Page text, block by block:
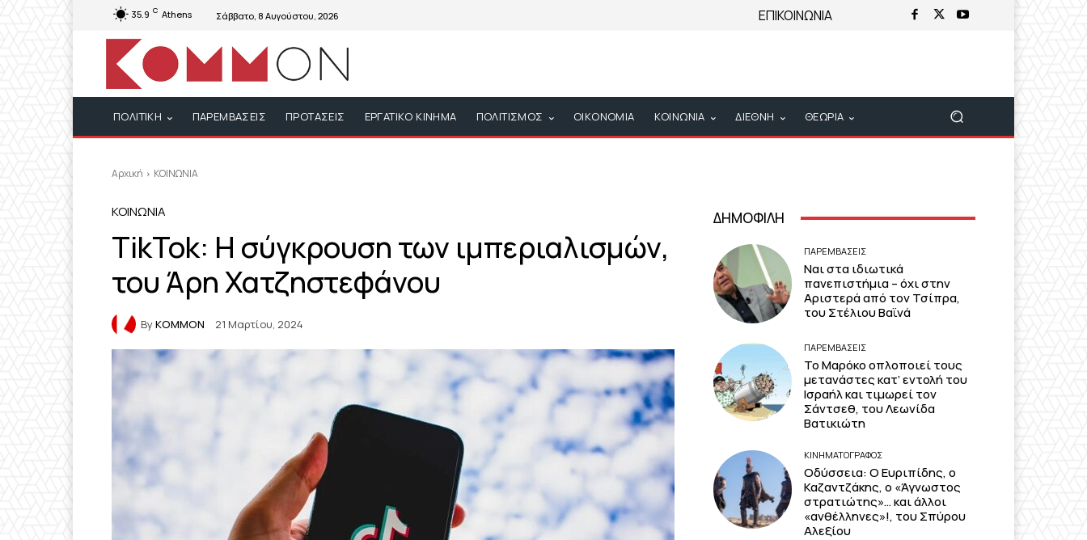
35.9 C Athens Σάββατο, 8 Αυγούστου, 2026 ΕΠΙΚΟΙΝΩΝΙΑ
ΠΟΛΙΤΙΚΗ ΠΑΡΕΜΒΑΣΕΙΣ ΠΡΟΤΑΣΕΙΣ ΕΡΓΑΤΙΚΟ ΚΙΝΗΜΑ ΠΟΛΙΤΙΣΜΟΣ ΟΙΚΟΝΟΜΙΑ ΚΟΙΝΩΝΙΑ ΔΙΕΘΝΗ ΘΕΩΡΙΑ
Αρχική ΚΟΙΝΩΝΙΑ
ΚΟΙΝΩΝΙΑ
TikTok: Η σύγκρουση των ιμπεριαλισμών,
του Άρη Χατζηστεφάνου
ByKOMMON 21 Μαρτίου, 2024
ΔΗΜΟΦΙΛΗ
ΠΑΡΕΜΒΑΣΕΙΣ
Ναι στα ιδιωτικά
πανεπιστήμια – όχι στην
Αριστερά από τον Τσίπρα,
του Στέλιου Βαϊνά
ΠΑΡΕΜΒΑΣΕΙΣ
Το Μαρόκο οπλοποιεί τους
μετανάστες κατ’ εντολή του
Ισραήλ και τιμωρεί τον
Σάντσεθ, του Λεωνίδα
Βατικιώτη
ΚΙΝΗΜΑΤΟΓΡΆΦΟΣ
Οδύσσεια: Ο Ευριπίδης, ο
Καζαντζάκης, ο «Άγνωστος
στρατιώτης»… και άλλοι
«ανθέλληνες»!, του Σπύρου
Αλεξίου